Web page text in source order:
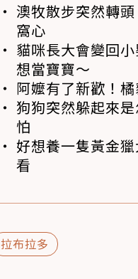
澳牧散步突然轉
窩心
貓咪長大會變回
想當寶寶～
阿嬤有了新歡！
狗狗突然躲起來
怕
好想養一隻黃金
看
拉布拉多